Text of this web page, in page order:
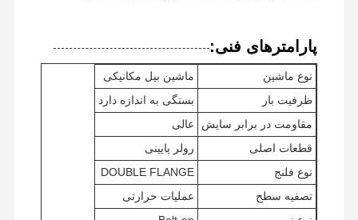
پارامترهای فنی:
نوع ماشین
ماشین بیل مکانیکی
ظرفیت بار
بستگی به اندازه دارد
مقاومت در برابر سایش
عالی
قطعات اصلی
رولر پایینی
نوع فلنج
DOUBLE FLANGE
تصفیه سطح
عملیات حرارتی